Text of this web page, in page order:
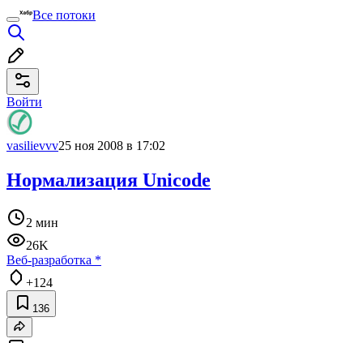
Все потоки
Войти
vasilievvv25 ноя 2008 в 17:02
Нормализация Unicode
2 мин
26K
Веб-разработка *
+124
136